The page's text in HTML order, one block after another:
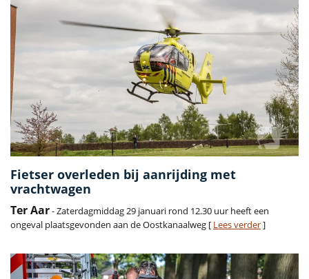
Fietser overleden bij aanrijding met
vrachtwagen
Ter Aar- Zaterdagmiddag 29 januari rond 12.30 uur heeft een
ongeval plaatsgevonden aan de Oostkanaalweg [ Lees verder]